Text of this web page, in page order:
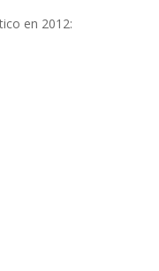
en 2012: